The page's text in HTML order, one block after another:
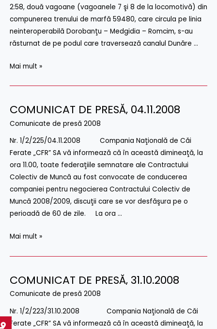
2:58, două vagoane (vagoanele 7 şi 8 de la locomotivă) din
compunerea trenului de marfă 59480, care circula pe linia
neinteroperabilă Dorobanţu – Medgidia – Romcim, s-au
răsturnat de pe podul care traversează canalul Dunăre …
Mai mult »
COMUNICAT DE PRESĂ‚ 04.11.2008
Comunicate de presă 2008
Nr. 1/2/225/04.11.2008 Compania Naţională de Căi
Ferate „CFR” SA vă informează că în această dimineaţă, la
ora 11.00, toate federaţiile semnatare ale Contractului
Colectiv de Muncă au fost convocate de conducerea
companiei pentru negocierea Contractului Colectiv de
Muncă 2008/2009, discuţii care se vor desfăşura pe o
perioadă de 60 de zile. La ora …
COMUNICAT
DE
04.11.2008
Mai mult »
COMUNICAT DE PRESĂ‚ 31.10.2008
Comunicate de presă 2008
Nr. 1/2/223/31.10.2008 Compania Naţională de Căi
Ferate „CFR” SA vă informează că în această dimineaţă, la
COMUNICAT
DE
31.10.2008